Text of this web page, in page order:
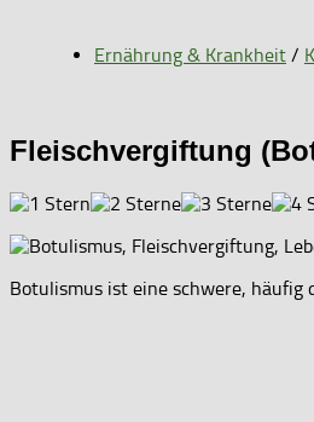
Ernährung & Krankheit /
Fleischvergiftung
Botulismus ist eine schwere, häufig